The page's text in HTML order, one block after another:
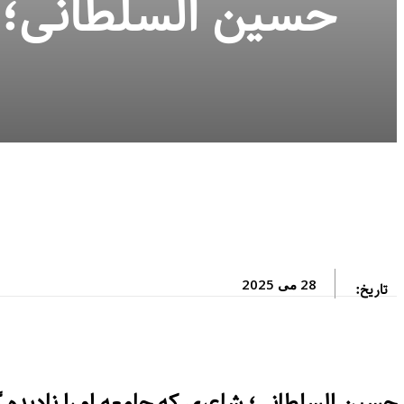
حسین السلطانی؛
تاریخ: 28 می 2025